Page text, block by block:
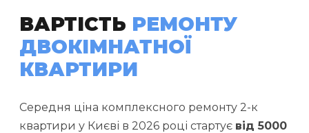
ВАРТІСТЬ РЕМОНТУ
ДВОКІМНАТНОЇ
КВАРТИРИ
Середня ціна комплексного ремонту 2-к
квартири у Києві в 2026 році стартує від 5000